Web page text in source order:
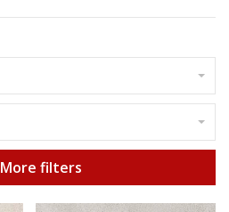
More filters